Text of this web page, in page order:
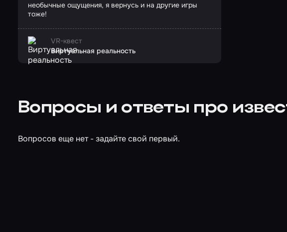
необычные ощущения, я вернусь и на другие игры
тоже!
VR-квест
Виртуальная реальность
Вопросы и ответы про
Вопросов еще нет - задайте свой первый.